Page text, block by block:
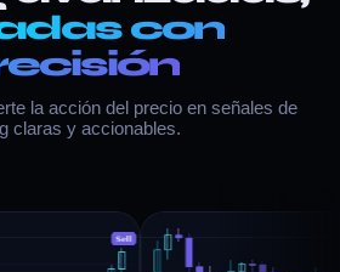
con
la acción del precio en señales de
claras y accionables.